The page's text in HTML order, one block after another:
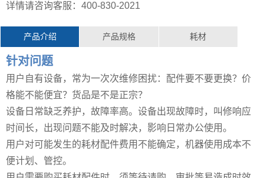
详情请咨询客服： 400-830-2021
产品介绍 产品规格 耗材
针对问题
用户自有设备，常为一次次维修困扰：配件要不要更换？价
格能不能便宜？货品是不是正宗？
设备日常缺乏养护，故障率高。设备出现故障时，叫修响应
时间长，出现问题不能及时解决，影响日常办公使用。
用户对可能发生的耗材配件费用不能确定，机器使用成本不
便计划、管控。